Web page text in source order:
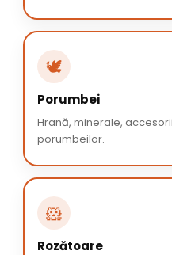
🕊️
Porumbei
Hrană, minerale,
porumbeilor.
🐹
Rozătoare